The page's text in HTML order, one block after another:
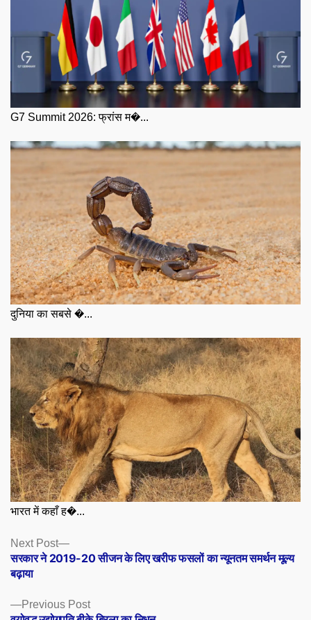
G7 Summit 2026: फ्रांस म�...
दुनिया का सबसे �...
भारत में कहाँ ह�...
Posts
navigation
Previous PostPrevious
post:
Next Post
Next
post:
सरकार ने 2019-20 सीजन के लिए खरीफ फसलों का न्यूनतम समर्थन मूल्य
बढ़ाया